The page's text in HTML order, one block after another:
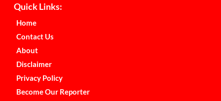
Quick Links:
Home
Contact Us
About
Disclaimer
Privacy Policy
Become Our Reporter